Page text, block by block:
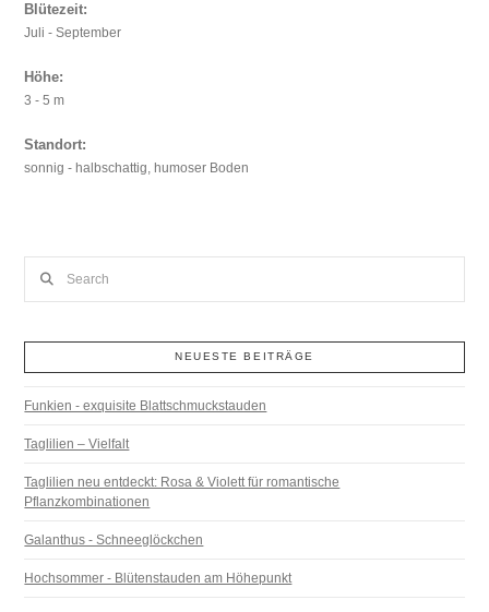
Blütezeit:
Juli - September
Höhe:
3 - 5 m
Standort:
sonnig - halbschattig, humoser Boden
NEUESTE BEITRÄGE
Funkien - exquisite Blattschmuckstauden
Taglilien – Vielfalt
Taglilien neu entdeckt: Rosa & Violett für romantische
Pflanzkombinationen
Galanthus - Schneeglöckchen
Hochsommer - Blütenstauden am Höhepunkt